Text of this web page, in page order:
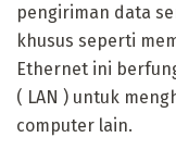
pengiriman data
khusus seperti
Ethernet ini
( LAN ) untuk
computer lain.